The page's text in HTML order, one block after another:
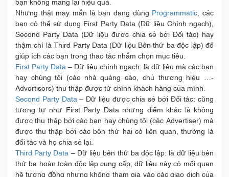
bạn không mang lại hiệu quả.
Nhưng thật may mắn là bạn đang dùng Programmatic, các
bạn có thể sử dụng First Party Data (Dữ liệu Chính ngạch),
Second Party Data (Dữ liệu đươc chia sẻ bởi Đối tác) hay
thậm chí là Third Party Data (Dữ liệu Bên thứ ba độc lập) để
giúp ích các bạn trong thao tác nhắm chọn mục tiêu.
First Party Data – Dữ liệu chính ngạch: là dữ liệu mà các bạn
hay chúng tôi (các nhà quảng cáo, chủ thương hiệu …-
Advertisers) thu thập được từ chính khách hàng của mình.
Second Party Data– Dữ liệu được chia sẻ bởi Đối tác: cũng
tương tự như First Party Data nhưng điểm khác là không
được thu thập bởi các bạn hay chúng tôi (các Advertiser) mà
được thu thập bởi các bên thứ hai có liên quan, thường là
đối tác và họ chia sẻ lại.
Third Party Data – Dữ liệu bên thứ ba độc lập: là dữ liệu bên
thứ ba hoàn toàn độc lập cung cấp, dữ liệu này có mối quan
hệ tương đồng nhưng không tham gia vào các giao dịch của